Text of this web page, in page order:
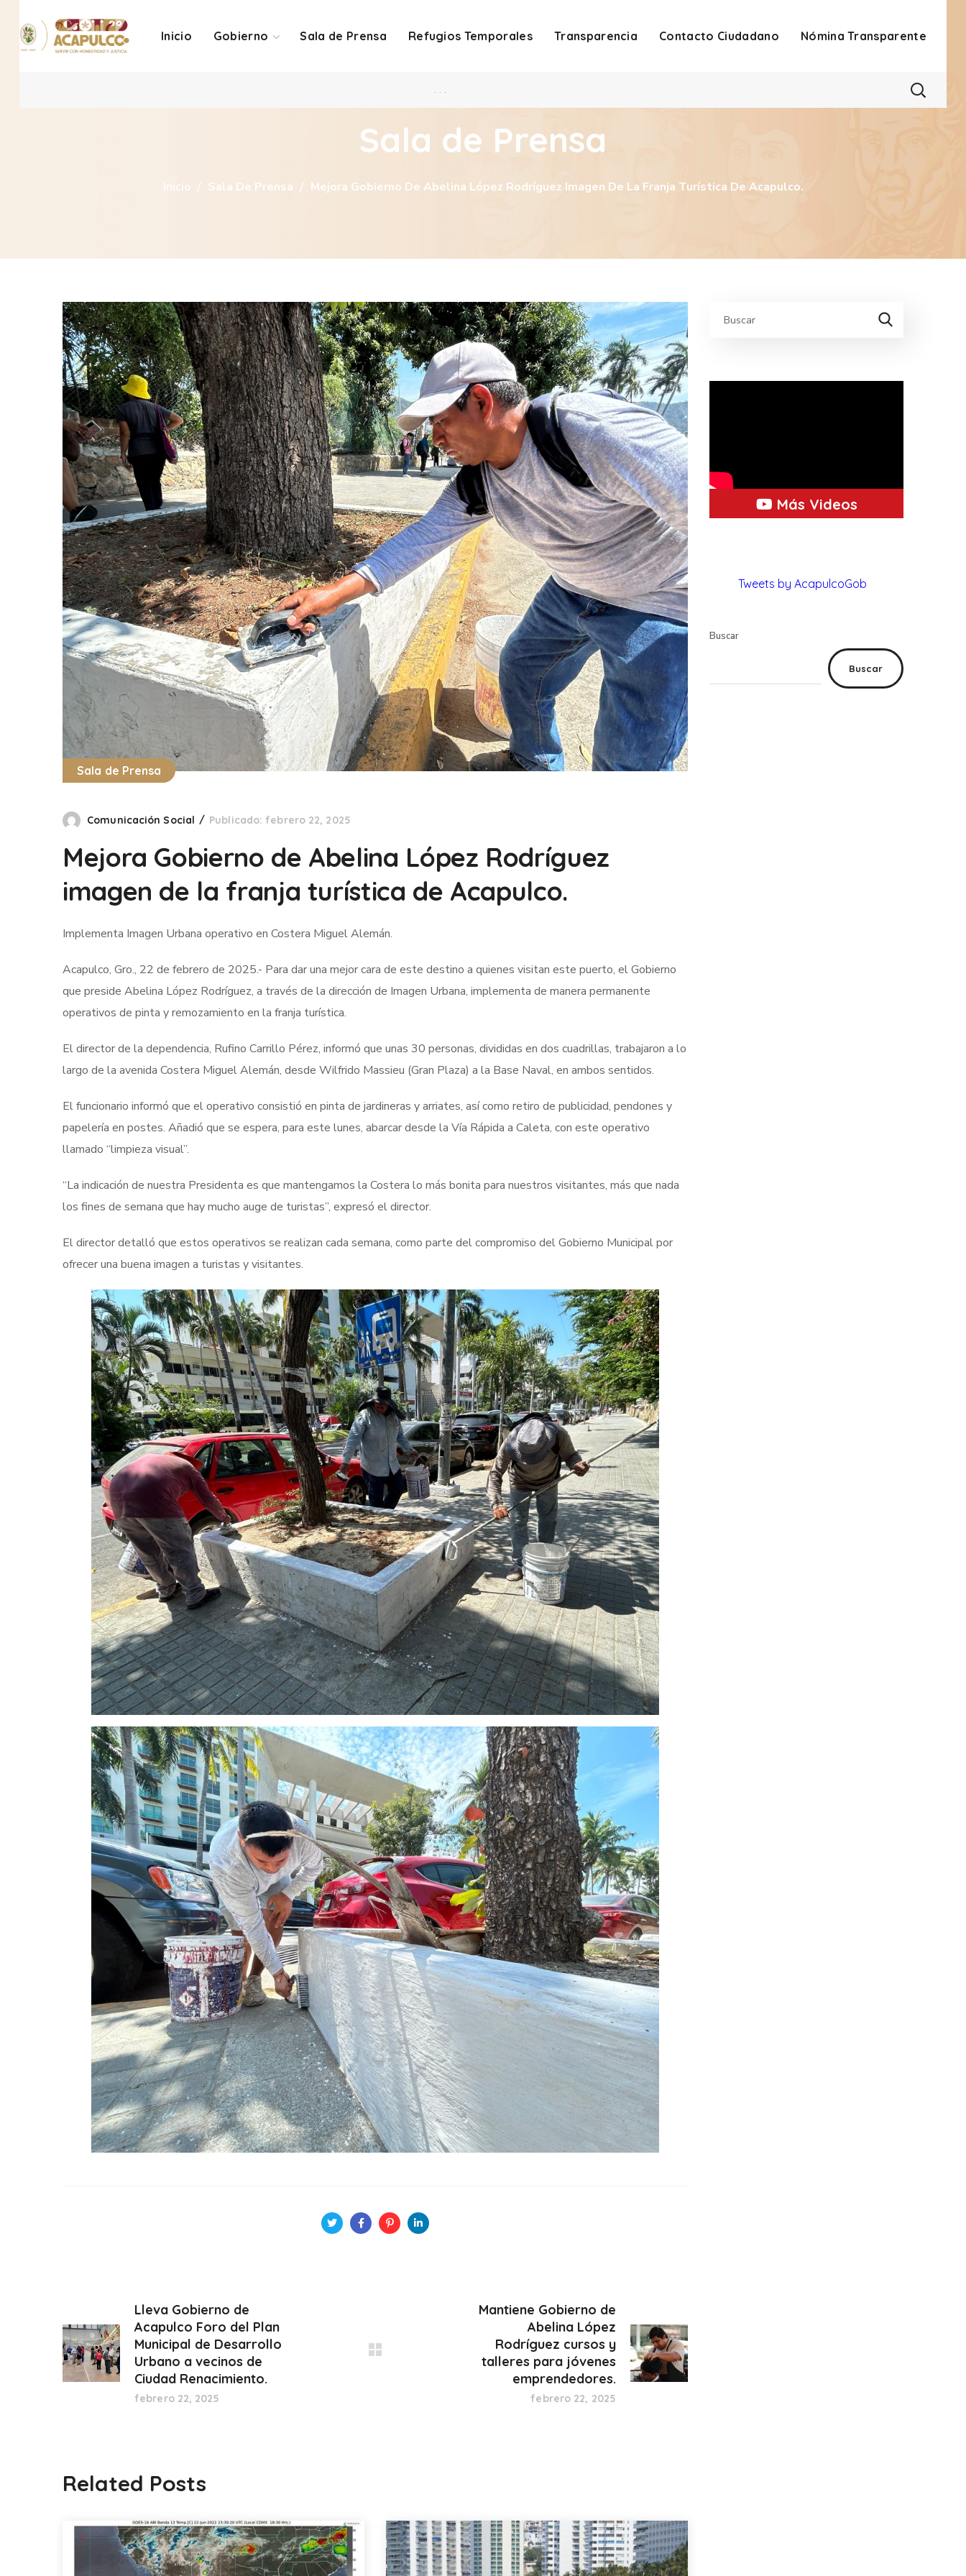
Inicio Gobierno Sala de Prensa Refugios Temporales Transparencia Contacto Ciudadano Nómina Transparente
. . .
Sala de Prensa
Inicio Sala De Prensa Mejora Gobierno De Abelina López Rodríguez Imagen De La Franja Turística De Acapulco.
Sala de Prensa
Comunicación Social Publicado: febrero 22, 2025
Mejora Gobierno de Abelina López Rodríguez
imagen de la franja turística de Acapulco.
Implementa Imagen Urbana operativo en Costera Miguel Alemán.
Acapulco, Gro., 22 de febrero de 2025.- Para dar una mejor cara de este destino a quienes visitan este puerto, el Gobierno
que preside Abelina López Rodríguez, a través de la dirección de Imagen Urbana, implementa de manera permanente
operativos de pinta y remozamiento en la franja turística.
El director de la dependencia, Rufino Carrillo Pérez, informó que unas 30 personas, divididas en dos cuadrillas, trabajaron a lo
largo de la avenida Costera Miguel Alemán, desde Wilfrido Massieu (Gran Plaza) a la Base Naval, en ambos sentidos.
El funcionario informó que el operativo consistió en pinta de jardineras y arriates, así como retiro de publicidad, pendones y
papelería en postes. Añadió que se espera, para este lunes, abarcar desde la Vía Rápida a Caleta, con este operativo
llamado “limpieza visual”.
“La indicación de nuestra Presidenta es que mantengamos la Costera lo más bonita para nuestros visitantes, más que nada
los fines de semana que hay mucho auge de turistas”, expresó el director.
El director detalló que estos operativos se realizan cada semana, como parte del compromiso del Gobierno Municipal por
ofrecer una buena imagen a turistas y visitantes.
Lleva Gobierno de
Acapulco Foro del Plan
Municipal de Desarrollo
Urbano a vecinos de
Ciudad Renacimiento.
febrero 22, 2025
Mantiene Gobierno de
Abelina López
Rodríguez cursos y
talleres para jóvenes
emprendedores.
febrero 22, 2025
Related Posts
Más Videos
Tweets by AcapulcoGob
Buscar
Buscar